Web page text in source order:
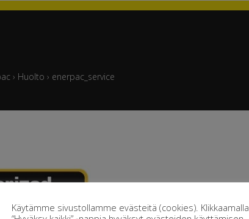
› Huolto › enerpac_service
Käytämme sivustollamme evästeitä (cookies). Klikkaamalla